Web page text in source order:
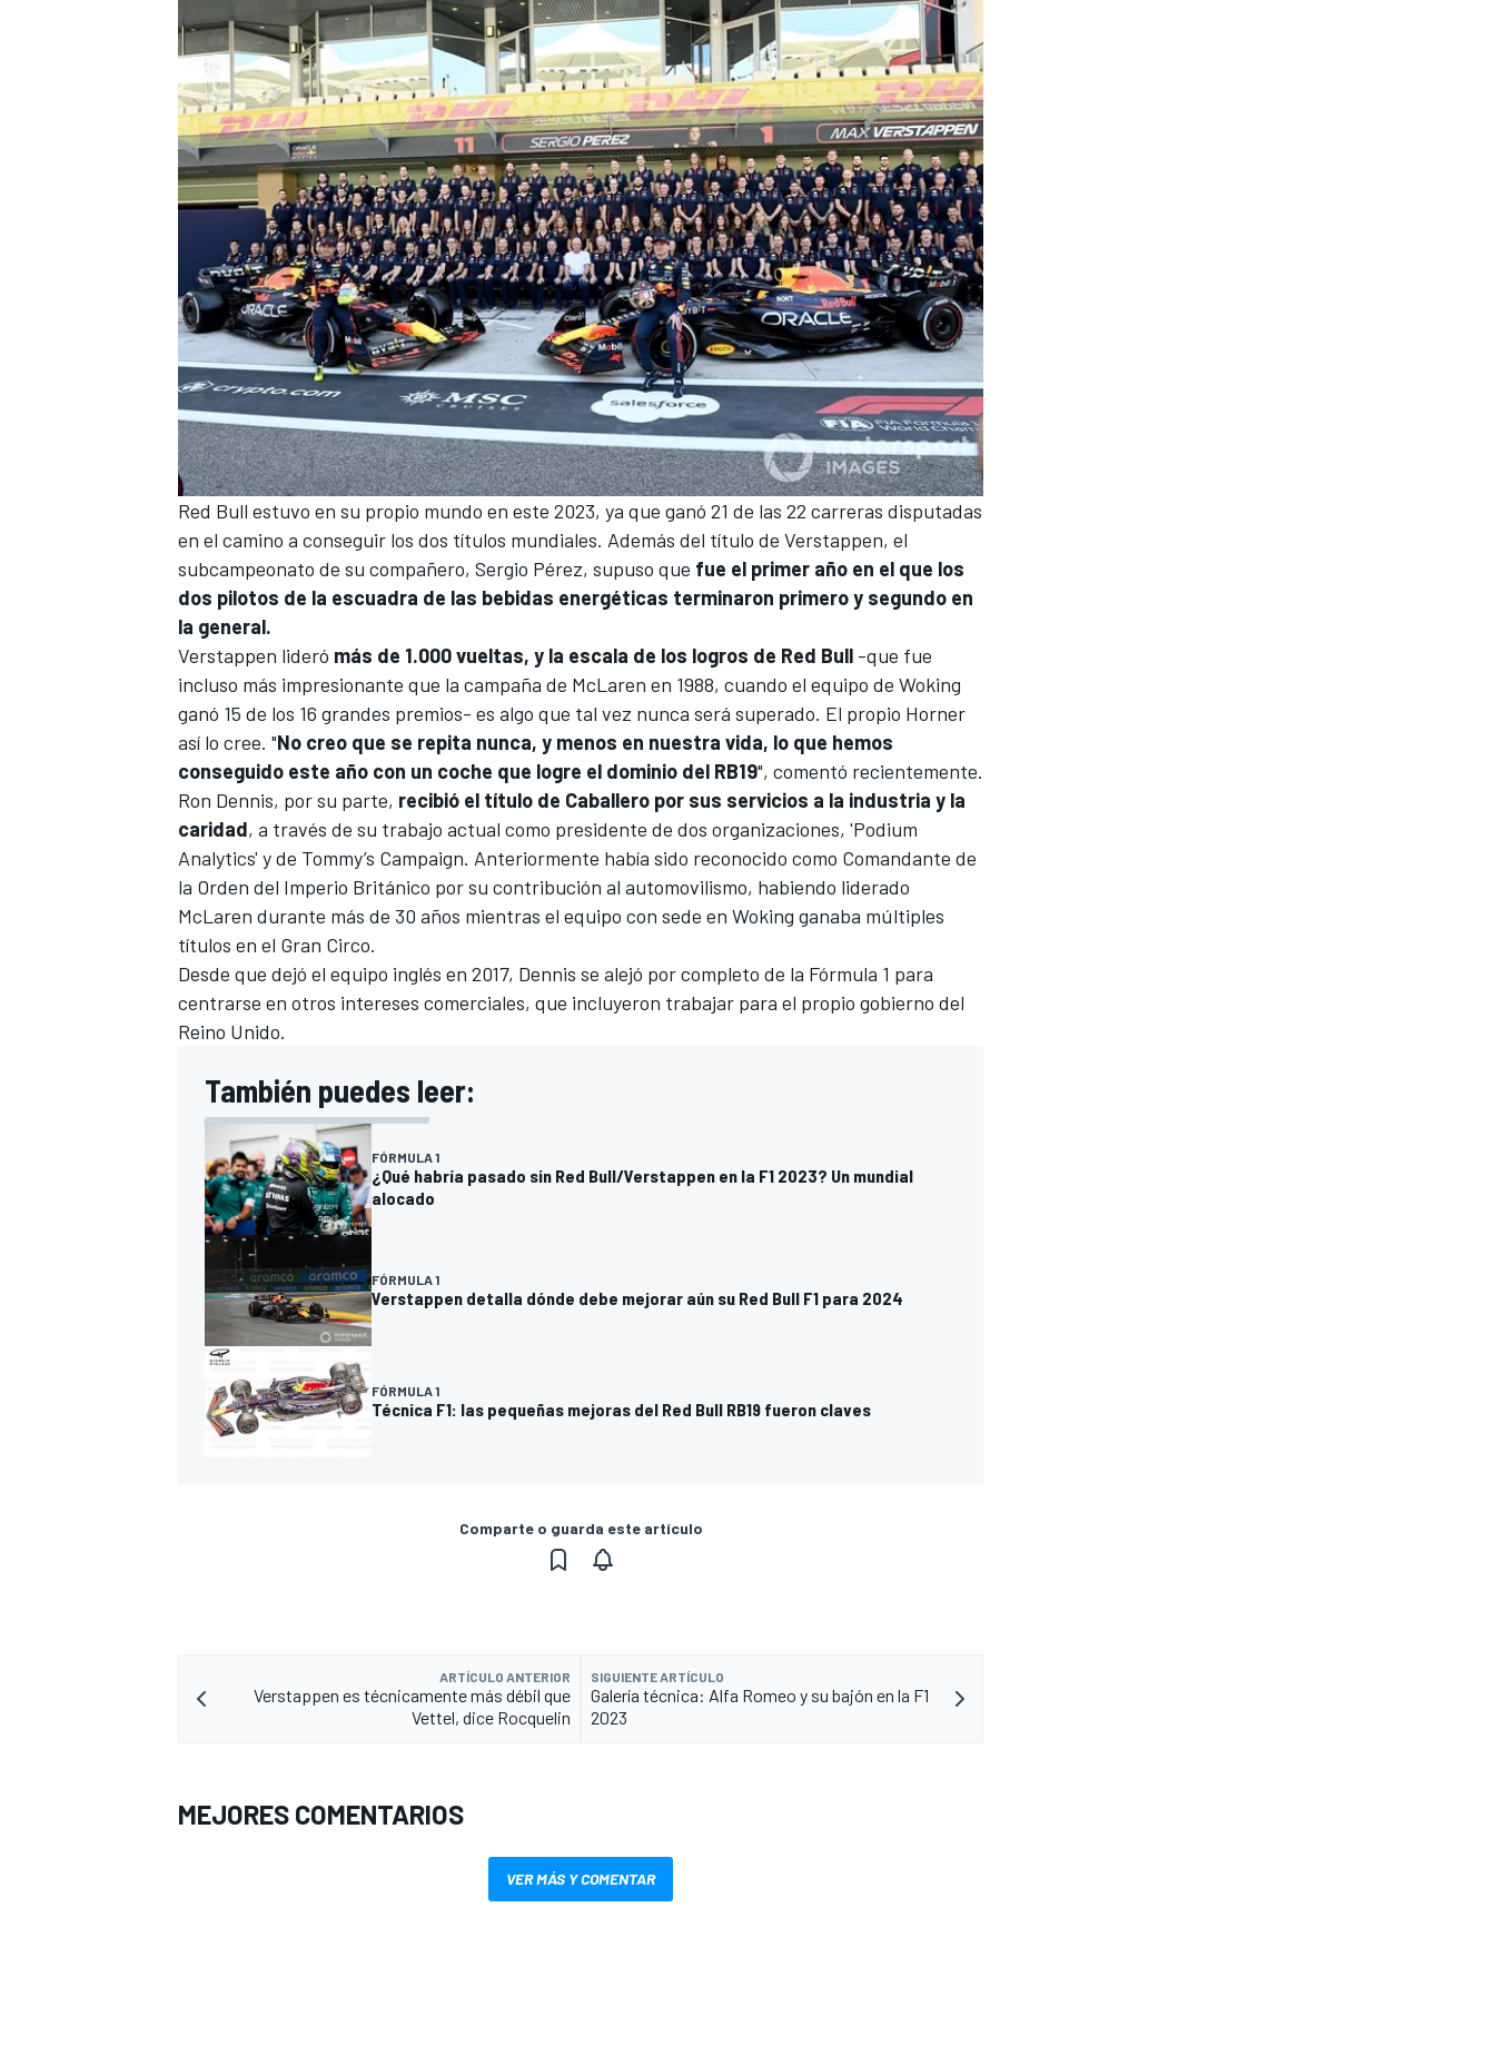
MÁS CATEGORÍAS
Red Bull estuvo en su propio mundo en este 2023, ya que ganó 21 de las 22 carreras disputadas
en el camino a conseguir los dos títulos mundiales. Además del título de Verstappen, el
subcampeonato de su compañero, Sergio Pérez, supuso que fue el primer año en el que los
dos pilotos de la escuadra de las bebidas energéticas terminaron primero y segundo en
la general.
Verstappen lideró más de 1.000 vueltas, y la escala de los logros de Red Bull -que fue
incluso más impresionante que la campaña de McLaren en 1988, cuando el equipo de Woking
ganó 15 de los 16 grandes premios- es algo que tal vez nunca será superado. El propio Horner
así lo cree. "No creo que se repita nunca, y menos en nuestra vida, lo que hemos
conseguido este año con un coche que logre el dominio del RB19", comentó recientemente.
Ron Dennis, por su parte, recibió el título de Caballero por sus servicios a la industria y la
caridad, a través de su trabajo actual como presidente de dos organizaciones, 'Podium
Analytics' y de Tommy’s Campaign. Anteriormente había sido reconocido como Comandante de
la Orden del Imperio Británico por su contribución al automovilismo, habiendo liderado
McLaren durante más de 30 años mientras el equipo con sede en Woking ganaba múltiples
títulos en el Gran Circo.
Desde que dejó el equipo inglés en 2017, Dennis se alejó por completo de la Fórmula 1 para
centrarse en otros intereses comerciales, que incluyeron trabajar para el propio gobierno del
Reino Unido.
También puedes leer:
FÓRMULA 1
¿Qué habría pasado sin Red Bull/Verstappen en la F1 2023? Un mundial
alocado
FÓRMULA 1
Verstappen detalla dónde debe mejorar aún su Red Bull F1 para 2024
FÓRMULA 1
Técnica F1: las pequeñas mejoras del Red Bull RB19 fueron claves
Comparte o guarda este artículo
ARTÍCULO ANTERIOR
Verstappen es técnicamente más débil que
Vettel, dice Rocquelin
SIGUIENTE ARTÍCULO
Galería técnica: Alfa Romeo y su bajón en la F1
2023
MEJORES COMENTARIOS
VER MÁS Y COMENTAR